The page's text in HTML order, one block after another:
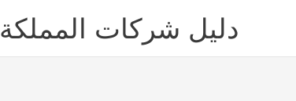
دليل شركات المملكة